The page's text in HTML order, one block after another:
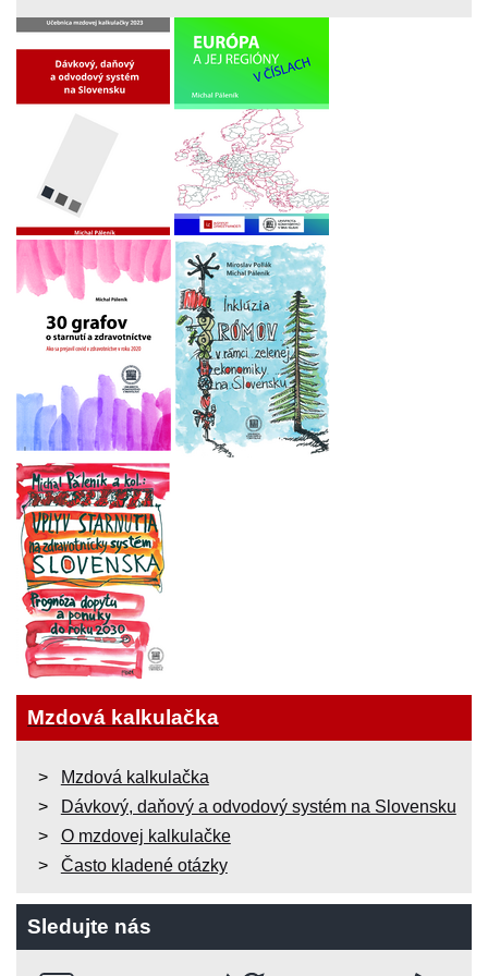
Mzdová kalkulačka
Mzdová kalkulačka
Dávkový, daňový a odvodový systém na Slovensku
O mzdovej kalkulačke
Často kladené otázky
Sledujte nás